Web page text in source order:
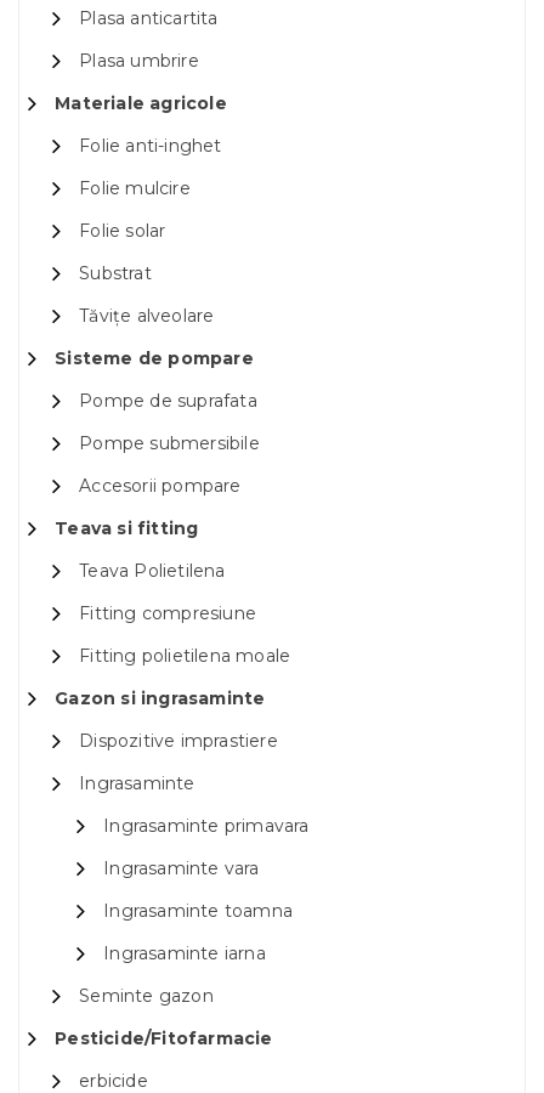
Plasa anticartita
Plasa umbrire
Materiale agricole
Folie anti-inghet
Folie mulcire
Folie solar
Substrat
Tăvițe alveolare
Sisteme de pompare
Pompe de suprafata
Pompe submersibile
Accesorii pompare
Teava si fitting
Teava Polietilena
Fitting compresiune
Fitting polietilena moale
Gazon si ingrasaminte
Dispozitive imprastiere
Ingrasaminte
Ingrasaminte primavara
Ingrasaminte vara
Ingrasaminte toamna
Ingrasaminte iarna
Seminte gazon
Pesticide/Fitofarmacie
erbicide